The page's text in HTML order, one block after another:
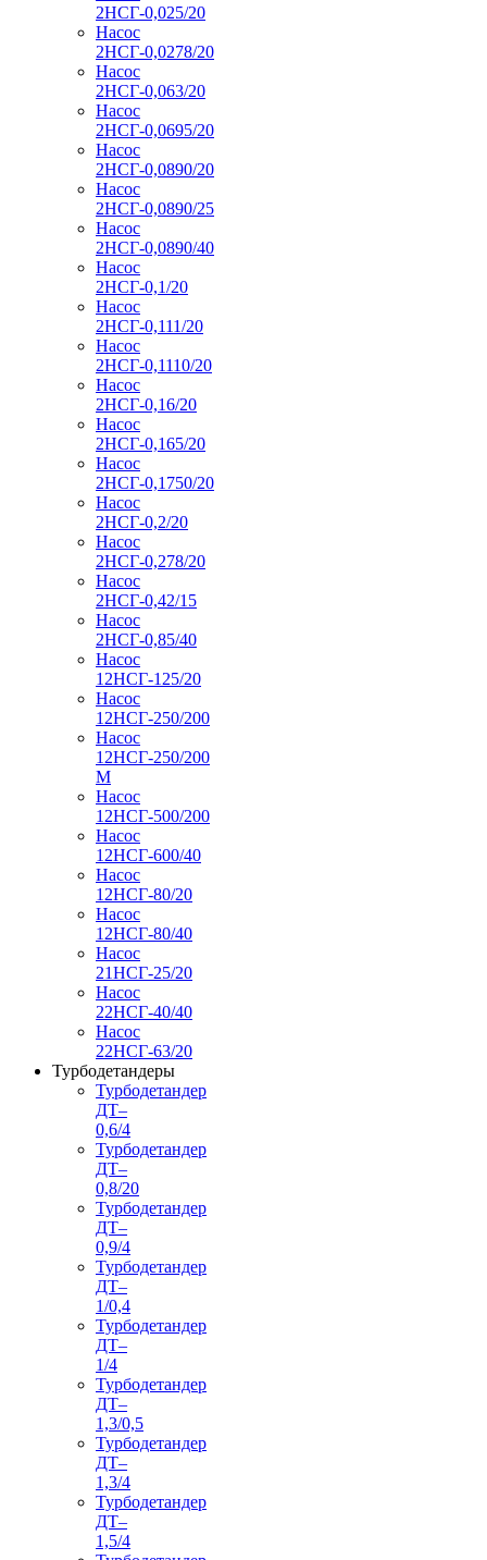
2НСГ-0,025/20
Насос
2НСГ-0,0278/20
Насос
2НСГ-0,063/20
Насос
2НСГ-0,0695/20
Насос
2НСГ-0,0890/20
Насос
2НСГ-0,0890/25
Насос
2НСГ-0,0890/40
Насос
2НСГ-0,1/20
Насос
2НСГ-0,111/20
Насос
2НСГ-0,1110/20
Насос
2НСГ-0,16/20
Насос
2НСГ-0,165/20
Насос
2НСГ-0,1750/20
Насос
2НСГ-0,2/20
Насос
2НСГ-0,278/20
Насос
2НСГ-0,42/15
Насос
2НСГ-0,85/40
Насос
12НСГ-125/20
Насос
12НСГ-250/200
Насос
12НСГ-250/200
М
Насос
12НСГ-500/200
Насос
12НСГ-600/40
Насос
12НСГ-80/20
Насос
12НСГ-80/40
Насос
21НСГ-25/20
Насос
22НСГ-40/40
Насос
22НСГ-63/20
Турбодетандеры
Турбодетандер
ДТ–
0,6/4
Турбодетандер
ДТ–
0,8/20
Турбодетандер
ДТ–
0,9/4
Турбодетандер
ДТ–
1/0,4
Турбодетандер
ДТ–
1/4
Турбодетандер
ДТ–
1,3/0,5
Турбодетандер
ДТ–
1,3/4
Турбодетандер
ДТ–
1,5/4